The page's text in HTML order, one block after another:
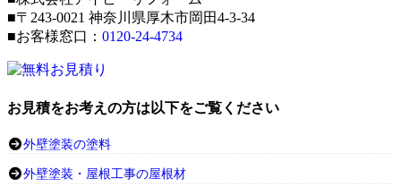
■〒243-0021 神奈川県厚木市岡田4-3-34
■お客様窓口： 0120-24-4734
お見積をお考えの方は以下をご覧ください
外壁塗装の塗料
外壁塗装・屋根工事の屋根材